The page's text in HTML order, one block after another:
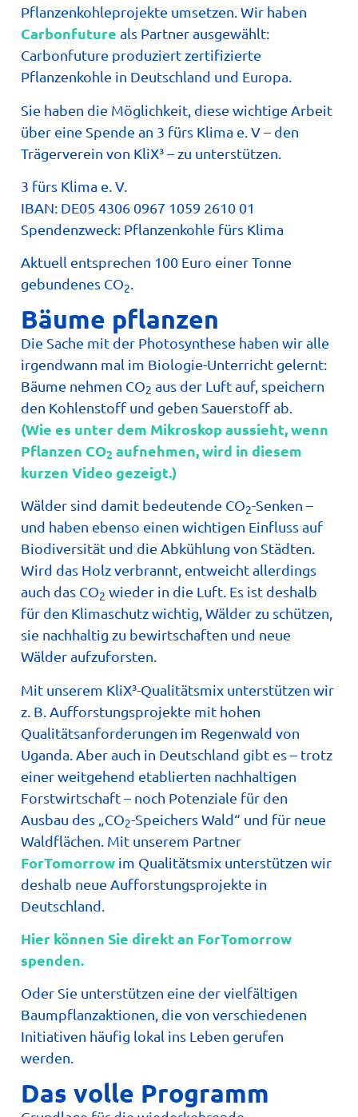
Pflanzenkohleprojekte umsetzen. Wir haben
Carbonfuture als Partner ausgewählt:
Carbonfuture produziert zertifizierte
Pflanzenkohle in Deutschland und Europa.
Sie haben die Möglichkeit, diese wichtige Arbeit
über eine Spende an 3 fürs Klima e. V – den
Trägerverein von KliX³ – zu unterstützen.
3 fürs Klima e. V.
IBAN: DE05 4306 0967 1059 2610 01
Spendenzweck: Pflanzenkohle fürs Klima
Aktuell entsprechen 100 Euro einer Tonne
gebundenes CO2.
Bäume pflanzen
Die Sache mit der Photosynthese haben wir alle
irgendwann mal im Biologie-Unterricht gelernt:
Bäume nehmen CO2 aus der Luft auf, speichern
den Kohlenstoff und geben Sauerstoff ab.
(Wie es unter dem Mikroskop aussieht, wenn
Pflanzen CO2 aufnehmen, wird in diesem
kurzen Video gezeigt.)
Wälder sind damit bedeutende CO2-Senken –
und haben ebenso einen wichtigen Einfluss auf
Biodiversität und die Abkühlung von Städten.
Wird das Holz verbrannt, entweicht allerdings
auch das CO2 wieder in die Luft. Es ist deshalb
für den Klimaschutz wichtig, Wälder zu schützen,
sie nachhaltig zu bewirtschaften und neue
Wälder aufzuforsten.
Mit unserem KliX³-Qualitätsmix unterstützen wir
z. B. Aufforstungsprojekte mit hohen
Qualitätsanforderungen im Regenwald von
Uganda. Aber auch in Deutschland gibt es – trotz
einer weitgehend etablierten nachhaltigen
Forstwirtschaft – noch Potenziale für den
Ausbau des „CO2-Speichers Wald“ und für neue
Waldflächen. Mit unserem Partner
ForTomorrow im Qualitätsmix unterstützen wir
deshalb neue Aufforstungsprojekte in
Deutschland.
Hier können Sie direkt an ForTomorrow
spenden.
Oder Sie unterstützen eine der vielfältigen
Baumpflanzaktionen, die von verschiedenen
Initiativen häufig lokal ins Leben gerufen
werden.
Das volle Programm